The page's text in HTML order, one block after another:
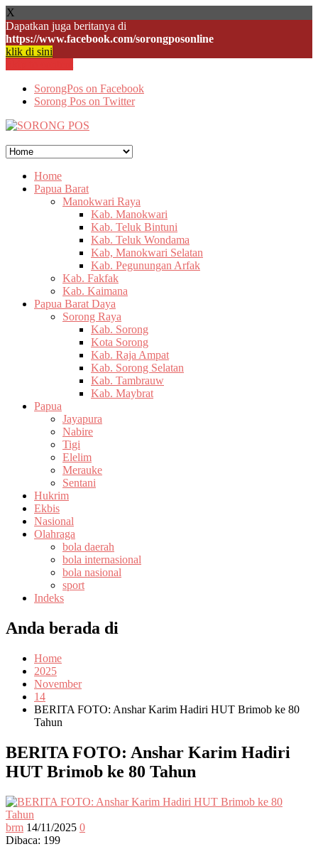
X
Dapatkan juga beritanya di
https://www.facebook.com/sorongposonline
klik di sini
SorongPos on Facebook
Sorong Pos on Twitter
Home
Papua Barat
Manokwari Raya
Kab. Manokwari
Kab. Teluk Bintuni
Kab. Teluk Wondama
Kab, Manokwari Selatan
Kab. Pegunungan Arfak
Kab. Fakfak
Kab. Kaimana
Papua Barat Daya
Sorong Raya
Kab. Sorong
Kota Sorong
Kab. Raja Ampat
Kab. Sorong Selatan
Kab. Tambrauw
Kab. Maybrat
Papua
Jayapura
Nabire
Tigi
Elelim
Merauke
Sentani
Hukrim
Ekbis
Nasional
Olahraga
bola daerah
bola internasional
bola nasional
sport
Indeks
Anda berada di
Home
2025
November
14
BERITA FOTO: Anshar Karim Hadiri HUT Brimob ke 80
Tahun
BERITA FOTO: Anshar Karim Hadiri
HUT Brimob ke 80 Tahun
brm 14/11/2025 0
Dibaca: 199